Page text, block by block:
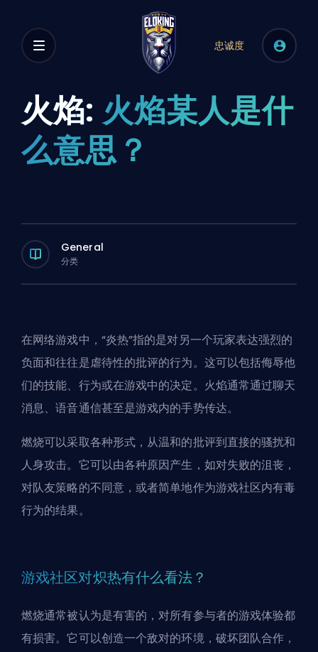
忠诚度
火焰: 火焰某人是什
么意思？
General
分类
在网络游戏中，“炎热”指的是对另一个玩家表达强烈的
负面和往往是虐待性的批评的行为。这可以包括侮辱他
们的技能、行为或在游戏中的决定。火焰通常通过聊天
消息、语音通信甚至是游戏内的手势传达。
燃烧可以采取各种形式，从温和的批评到直接的骚扰和
人身攻击。它可以由各种原因产生，如对失败的沮丧，
对队友策略的不同意，或者简单地作为游戏社区内有毒
行为的结果。
游戏社区对炽热有什么看法？
燃烧通常被认为是有害的，对所有参与者的游戏体验都
有损害。它可以创造一个敌对的环境，破坏团队合作，